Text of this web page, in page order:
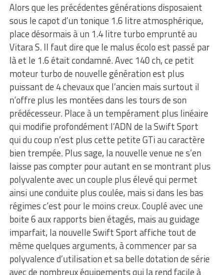
Alors que les précédentes générations disposaient
sous le capot d’un tonique 1.6 litre atmosphérique,
place désormais à un 1.4 litre turbo emprunté au
Vitara S. Il faut dire que le malus écolo est passé par
là et le 1.6 était condamné. Avec 140 ch, ce petit
moteur turbo de nouvelle génération est plus
puissant de 4 chevaux que l’ancien mais surtout il
n’offre plus les montées dans les tours de son
prédécesseur. Place à un tempérament plus linéaire
qui modifie profondément l’ADN de la Swift Sport
qui du coup n’est plus cette petite GTi au caractère
bien trempée. Plus sage, la nouvelle venue ne s’en
laisse pas compter pour autant en se montrant plus
polyvalente avec un couple plus élevé qui permet
ainsi une conduite plus coulée, mais si dans les bas
régimes c’est pour le moins creux. Couplé avec une
boite 6 aux rapports bien étagés, mais au guidage
imparfait, la nouvelle Swift Sport affiche tout de
même quelques arguments, à commencer par sa
polyvalence d’utilisation et sa belle dotation de série